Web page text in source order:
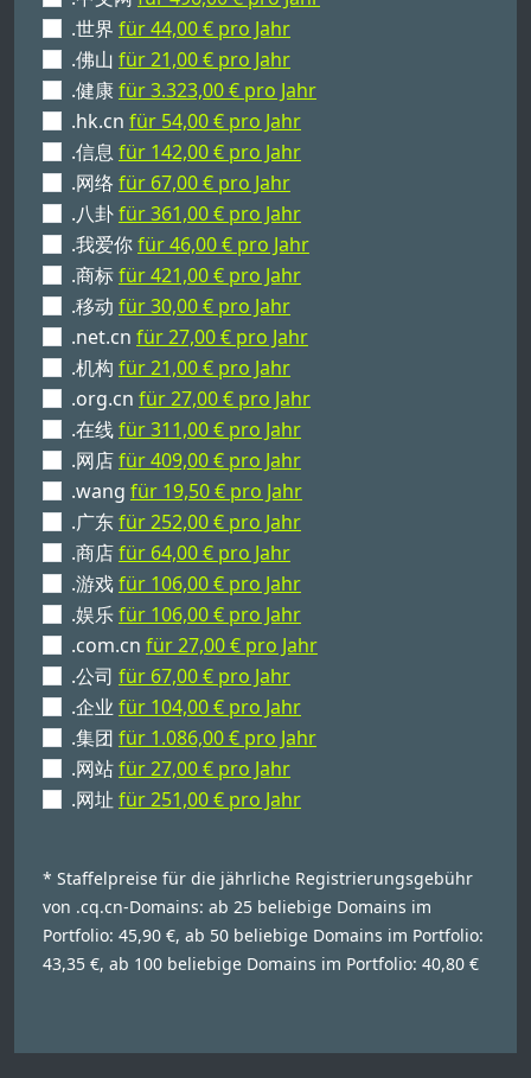
.世界 für 44,00 € pro Jahr
.佛山 für 21,00 € pro Jahr
.健康für 3.323,00 € pro Jahr
.hk.cn für 54,00 € pro Jahr
.信息 für 142,00 € pro Jahr
.网络 für 67,00 € pro Jahr
.八卦für 361,00 € pro Jahr
.我爱你für 46,00 € pro Jahr
.商标für 421,00 € pro Jahr
.移动 für 30,00 € pro Jahr
.net.cn für 27,00 € pro Jahr
.机构 für 21,00 € pro Jahr
.org.cn für 27,00 € pro Jahr
.在线für 311,00 € pro Jahr
.网店für 409,00 € pro Jahr
.wang für 19,50 € pro Jahr
.广东für 252,00 € pro Jahr
.商店für 64,00 € pro Jahr
.游戏für 106,00 € pro Jahr
.娱乐für 106,00 € pro Jahr
.com.cn für 27,00 € pro Jahr
.公司 für 67,00 € pro Jahr
.企业 für 104,00 € pro Jahr
.集团 für 1.086,00 € pro Jahr
.网站für 27,00 € pro Jahr
.网址 für 251,00 € pro Jahr
* Staffelpreise für die jährliche Registrierungsgebühr
von .cq.cn-Domains: ab 25 beliebige Domains im
Portfolio: 45,90 €, ab 50 beliebige Domains im Portfolio:
43,35 €, ab 100 beliebige Domains im Portfolio: 40,80 €